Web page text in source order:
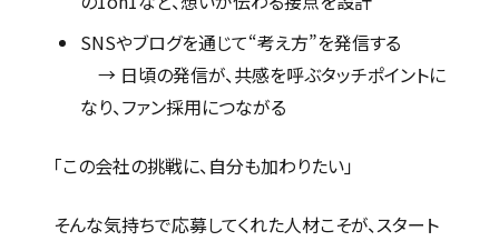
SNSやブログを通じて“考え方”を発信する
→ 日頃の発信が、共感を呼ぶタッチポイントに
なり、ファン採用につながる
「この会社の挑戦に、自分も加わりたい」
そんな気持ちで応募してくれた人材こそが、スタート